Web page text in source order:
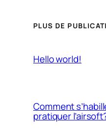
PLUS DE
Hello world!
Comment
pratiquer